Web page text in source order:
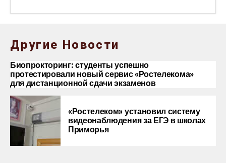
Другие Новости
Биопрокторинг: студенты успешно
протестировали новый сервис «Ростелекома»
для дистанционной сдачи экзаменов
«Ростелеком» установил систему
видеонаблюдения за ЕГЭ в школах
Приморья